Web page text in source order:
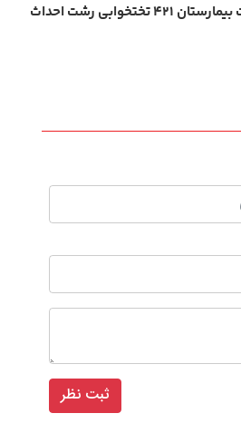
پست سیار ۶۳.۲۰ کیلوولت بیمارستان ۴۲۱ تختخوابی رشت احداث